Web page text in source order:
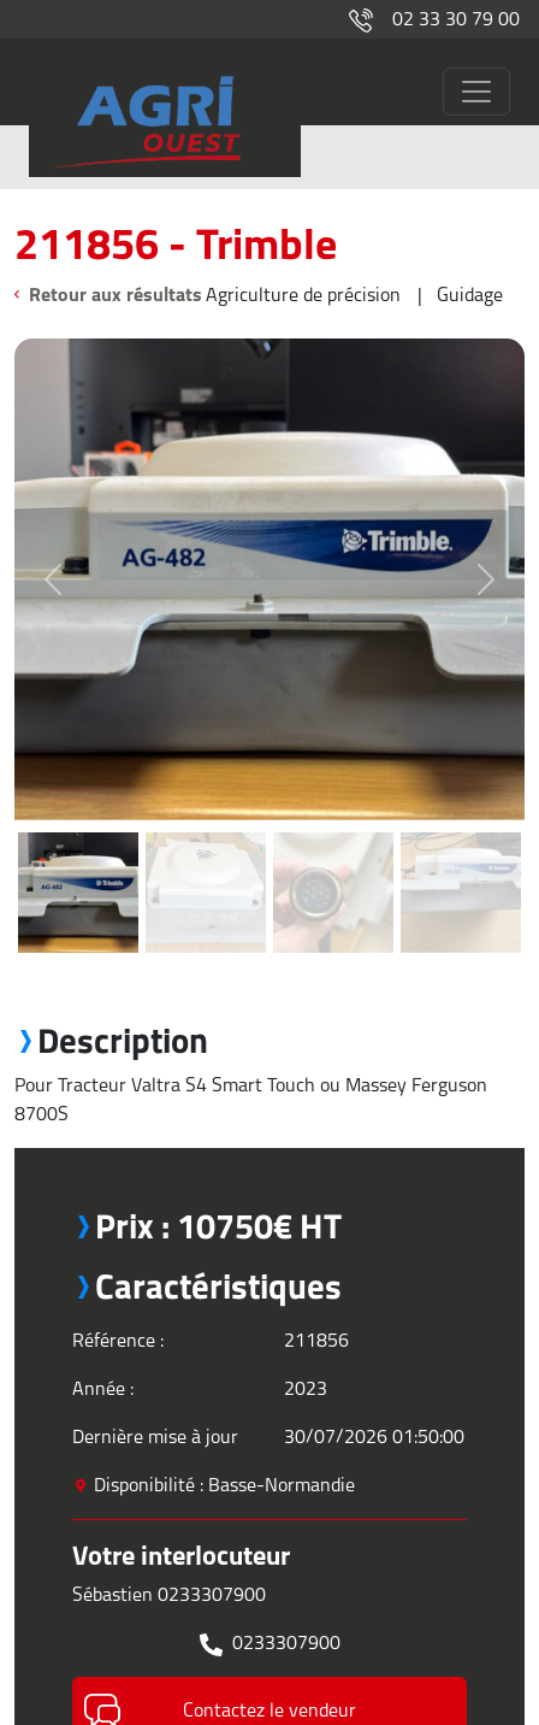
02 33 30 79 00
Occasions211856
211856 - Trimble
Retour aux résultatsAgriculture de précision Guidage
Previous Next
Description
Pour Tracteur Valtra S4 Smart Touch ou Massey Ferguson
8700S
Prix : 10750€ HT
Caractéristiques
Référence :
211856
Année :
2023
Dernière mise à jour
30/07/2026 01:50:00
Disponibilité : Basse-Normandie
Votre interlocuteur
Sébastien 0233307900
0233307900
Contactez le vendeur